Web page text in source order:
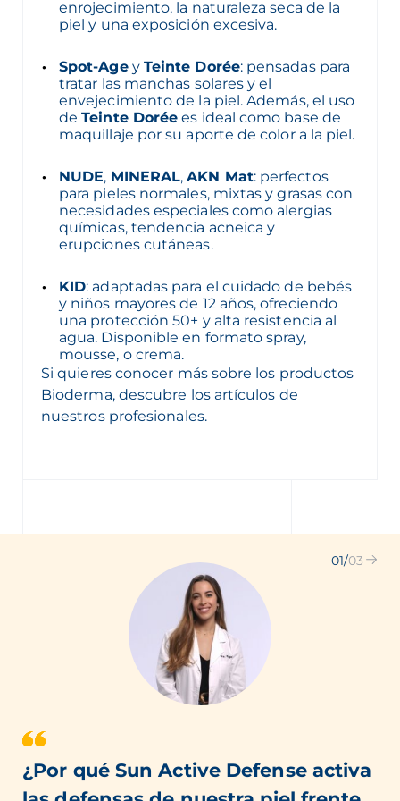
enrojecimiento, la naturaleza seca de la
piel y una exposición excesiva.
Spot-Agey Teinte Dorée: pensadas para
tratar las manchas solares y el
envejecimiento de la piel. Además, el uso
deTeinte Dorée es ideal como base de
maquillaje por su aporte de color a la piel.
NUDE, MINERAL,AKN Mat: perfectos
para pieles normales, mixtas y grasas con
necesidades especiales como alergias
químicas, tendencia acneica y
erupciones cutáneas.
KID: adaptadas para el cuidado de bebés
y niños mayores de 12 años, ofreciendo
una protección 50+ y alta resistencia al
agua. Disponible en formato spray,
mousse, o crema.
Si quieres conocer más sobre los productos
Bioderma, descubre los artículos de
nuestros profesionales.
¿Por qué Sun Active Defense activa
01/03